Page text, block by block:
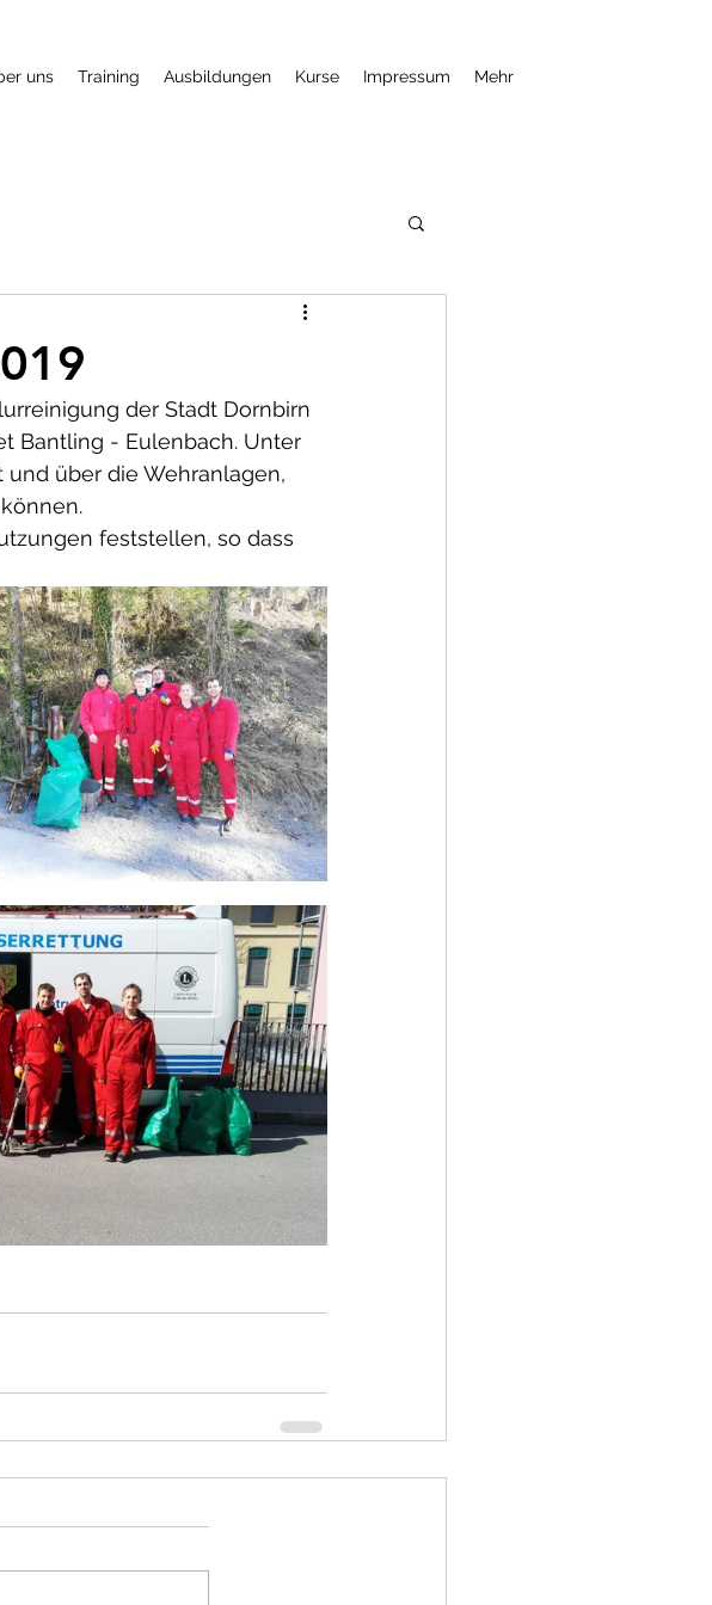
uns Training Ausbildungen Kurse Impressum Mehr
der Stadt Dornbirn
Bantling - Eulenbach. Unter
über die Wehranlagen,
feststellen, so dass